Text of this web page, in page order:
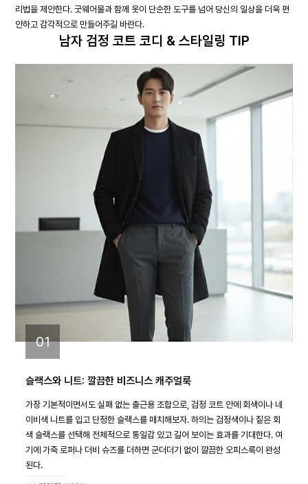
리법을 제안한다. 굿웨어몰과 함께 옷이 단순한 도구를 넘어 당신의 일상을 더욱 편
안하고 감각적으로 만들어주길 바란다.
남자 검정 코트 코디 & 스타일링 TIP
01
슬랙스와 니트: 깔끔한 비즈니스 캐주얼룩
가장 기본적이면서도 실패 없는 출근용 조합으로, 검정 코트 안에 회색이나 네
이비색 니트를 입고 단정한 슬랙스를 매치해보자. 하의는 검정색이나 짙은 회
색 슬랙스를 선택해 전체적으로 통일감 있고 길어 보이는 효과를 기대한다. 여
기에 가죽 로퍼나 더비 슈즈를 더하면 군더더기 없이 깔끔한 오피스룩이 완성
된다.